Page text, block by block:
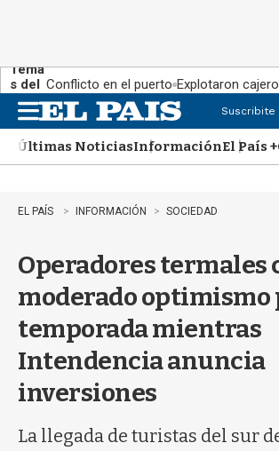
Tema
s del
día:
Conflicto en el puerto Explotaron
n
u
Suscribite
Últimas NoticiasInformaciónEl País +
EL PAÍS INFORMACIÓN SOCIEDAD
Operadores termales
moderado optimismo
temporada mientras
Intendencia anuncia
inversiones
La llegada de turistas del sur